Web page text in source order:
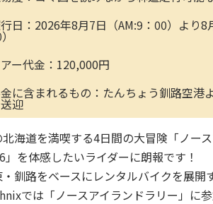
日：2026年8月7日（AM:9：00）より8
ー代金：120,000円
に含まれるもの：たんちょう釧路空港
迎
北海道を満喫する4日間の大冒険「ノー
」を体感したいライダーに朗報です！
釧路をベースにレンタルバイクを展開
では「ノースアイランドラリー」に